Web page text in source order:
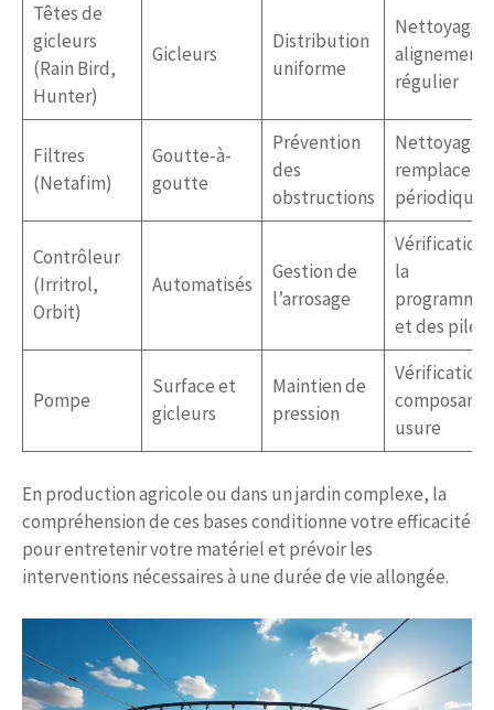
Têtes de
gicleurs
(Rain Bird,
Hunter)
Gicleurs
Distribution
uniforme
Nettoyage
alignement
régulier
Filtres
(Netafim)
Goutte-à-
goutte
Prévention
des
obstructions
Nettoyage
périodique
Contrôleur
(Irritrol,
Orbit)
Automatisés
Gestion de
l’arrosage
Vérification
la
et des piles
Pompe
Surface et
gicleurs
Maintien de
pression
Vérification
usure
En production agricole ou dans un jardin complexe, la
compréhension de ces bases conditionne votre efficacité
pour entretenir votre matériel et prévoir les
interventions nécessaires à une durée de vie allongée.